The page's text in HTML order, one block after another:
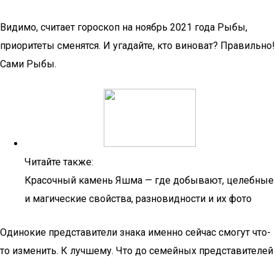
Видимо, считает гороскоп на ноябрь 2021 года Рыбы,
приоритеты сменятся. И угадайте, кто виноват? Правильно!
Сами Рыбы.
Читайте также:
Красочный камень Яшма — где добывают, целебные
и магические свойства, разновидности и их фото
Одинокие представители знака именно сейчас смогут что-
то изменить. К лучшему. Что до семейных представителей